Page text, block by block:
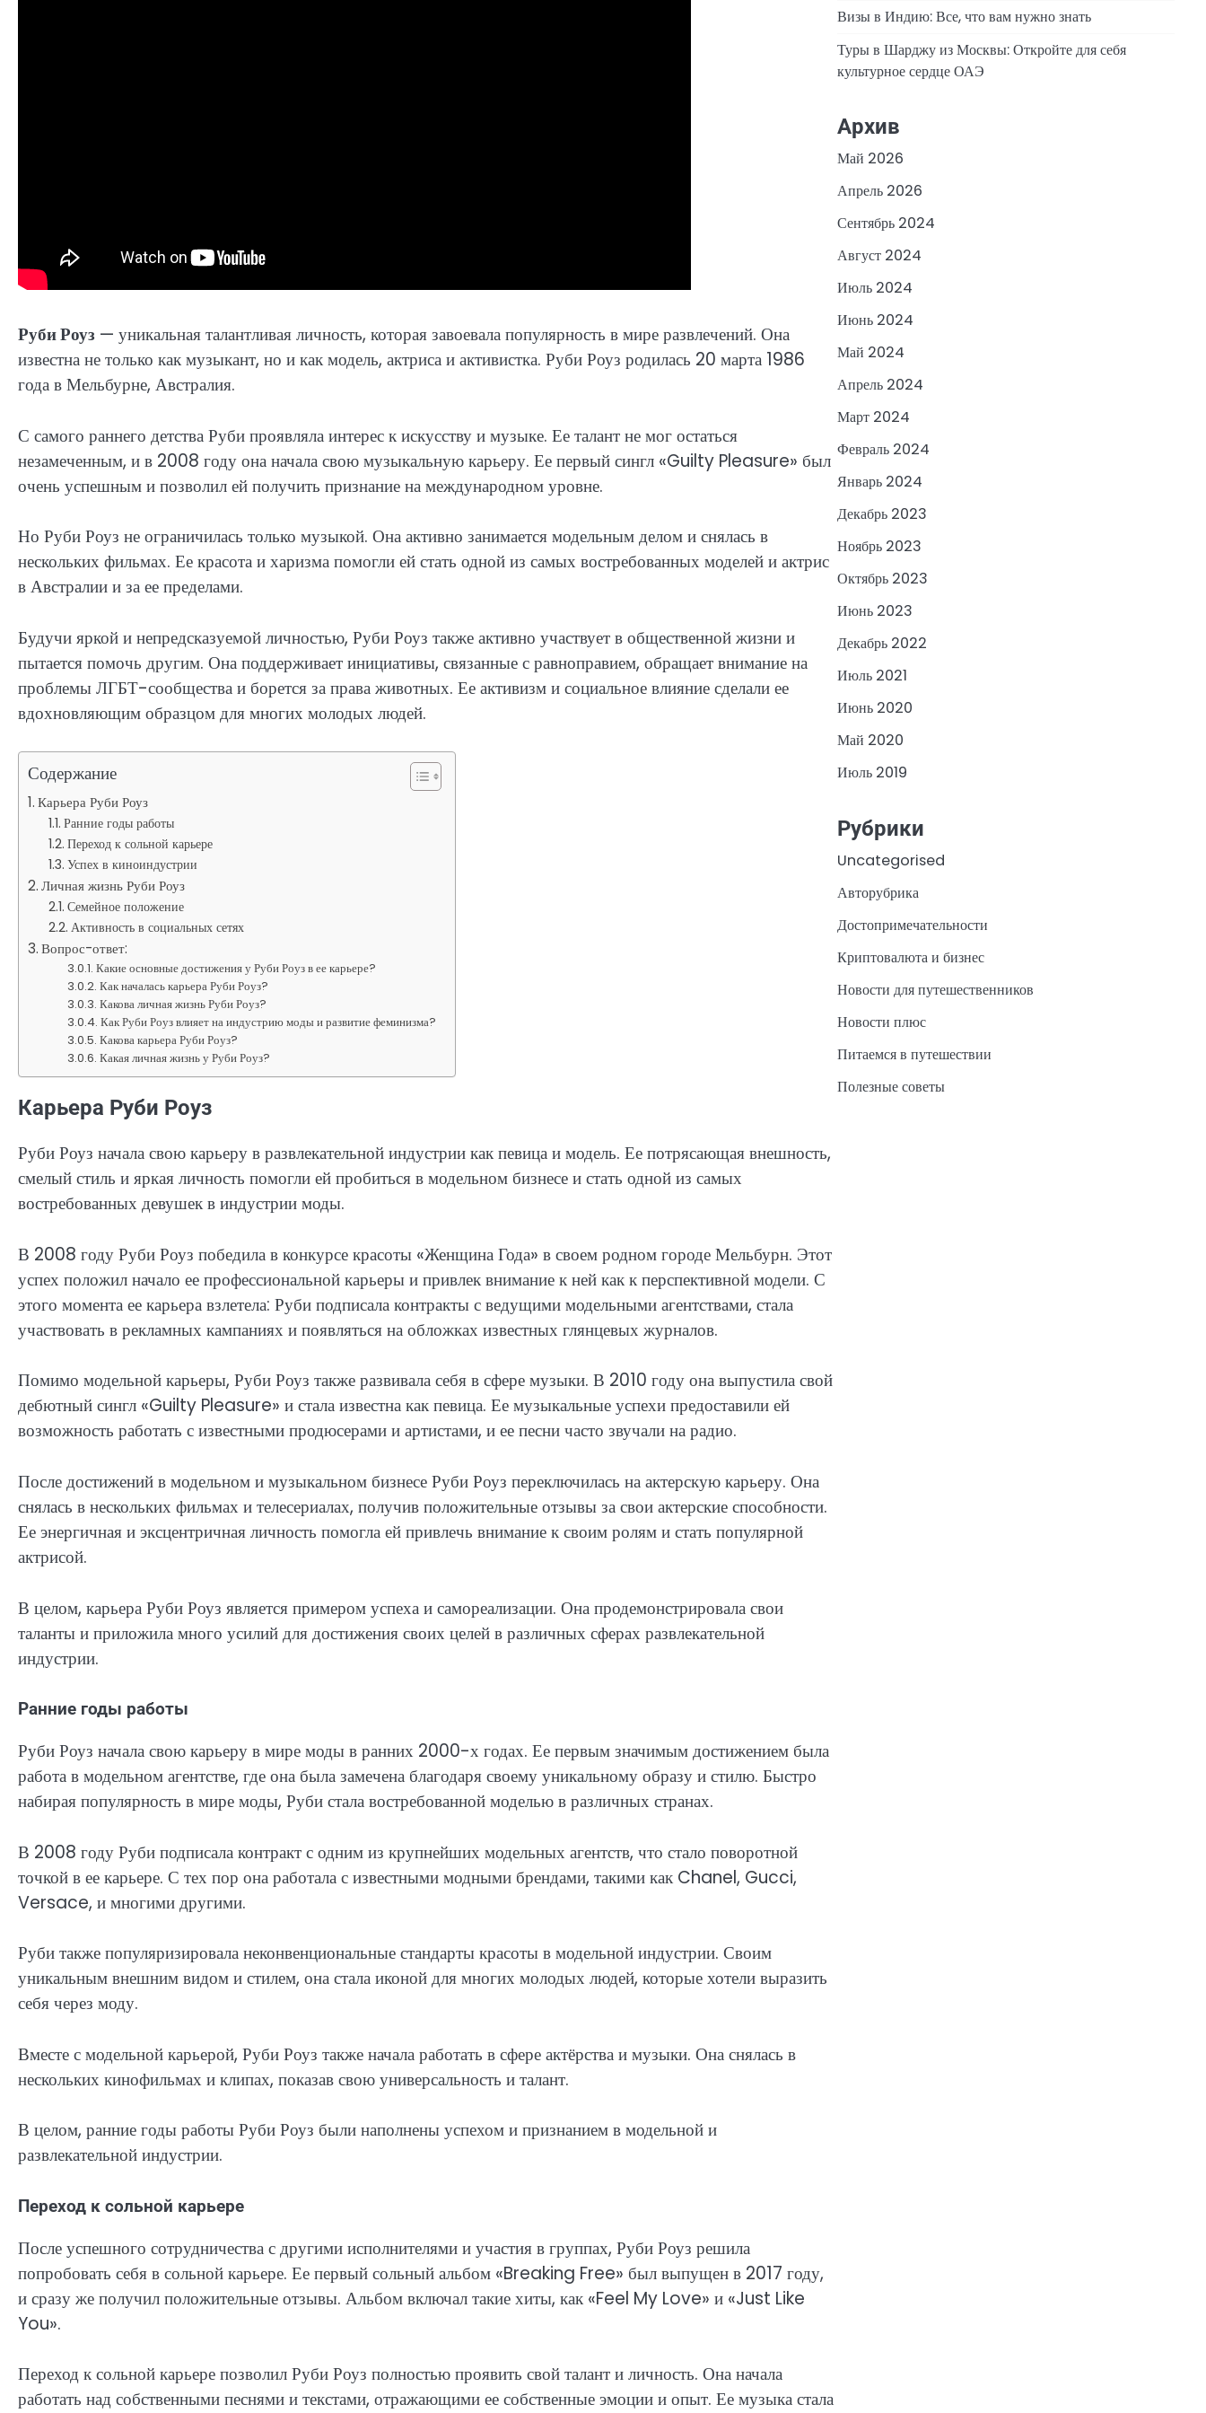
Руби Роуз — уникальная талантливая личность, которая завоевала популярность в мире развлечений. Она
известна не только как музыкант, но и как модель, актриса и активистка. Руби Роуз родилась 20 марта 1986
года в Мельбурне, Австралия.
С самого раннего детства Руби проявляла интерес к искусству и музыке. Ее талант не мог остаться
незамеченным, и в 2008 году она начала свою музыкальную карьеру. Ее первый сингл «Guilty Pleasure» был
очень успешным и позволил ей получить признание на международном уровне.
Но Руби Роуз не ограничилась только музыкой. Она активно занимается модельным делом и снялась в
нескольких фильмах. Ее красота и харизма помогли ей стать одной из самых востребованных моделей и актрис
в Австралии и за ее пределами.
Будучи яркой и непредсказуемой личностью, Руби Роуз также активно участвует в общественной жизни и
пытается помочь другим. Она поддерживает инициативы, связанные с равноправием, обращает внимание на
проблемы ЛГБТ-сообщества и борется за права животных. Ее активизм и социальное влияние сделали ее
вдохновляющим образцом для многих молодых людей.
Содержание
Карьера Руби Роуз
Ранние годы работы
Переход к сольной карьере
Успех в киноиндустрии
Личная жизнь Руби Роуз
Семейное положение
Активность в социальных сетях
Вопрос-ответ:
Какие основные достижения у Руби Роуз в ее карьере?
Как началась карьера Руби Роуз?
Какова личная жизнь Руби Роуз?
Как Руби Роуз влияет на индустрию моды и развитие феминизма?
Какова карьера Руби Роуз?
Какая личная жизнь у Руби Роуз?
Карьера Руби Роуз
Руби Роуз начала свою карьеру в развлекательной индустрии как певица и модель. Ее потрясающая внешность,
смелый стиль и яркая личность помогли ей пробиться в модельном бизнесе и стать одной из самых
востребованных девушек в индустрии моды.
В 2008 году Руби Роуз победила в конкурсе красоты «Женщина Года» в своем родном городе Мельбурн. Этот
успех положил начало ее профессиональной карьеры и привлек внимание к ней как к перспективной модели. С
этого момента ее карьера взлетела: Руби подписала контракты с ведущими модельными агентствами, стала
участвовать в рекламных кампаниях и появляться на обложках известных глянцевых журналов.
Помимо модельной карьеры, Руби Роуз также развивала себя в сфере музыки. В 2010 году она выпустила свой
дебютный сингл «Guilty Pleasure» и стала известна как певица. Ее музыкальные успехи предоставили ей
возможность работать с известными продюсерами и артистами, и ее песни часто звучали на радио.
После достижений в модельном и музыкальном бизнесе Руби Роуз переключилась на актерскую карьеру. Она
снялась в нескольких фильмах и телесериалах, получив положительные отзывы за свои актерские способности.
Ее энергичная и эксцентричная личность помогла ей привлечь внимание к своим ролям и стать популярной
актрисой.
В целом, карьера Руби Роуз является примером успеха и самореализации. Она продемонстрировала свои
таланты и приложила много усилий для достижения своих целей в различных сферах развлекательной
индустрии.
Ранние годы работы
Руби Роуз начала свою карьеру в мире моды в ранних 2000-х годах. Ее первым значимым достижением была
работа в модельном агентстве, где она была замечена благодаря своему уникальному образу и стилю. Быстро
набирая популярность в мире моды, Руби стала востребованной моделью в различных странах.
В 2008 году Руби подписала контракт с одним из крупнейших модельных агентств, что стало поворотной
точкой в ее карьере. С тех пор она работала с известными модными брендами, такими как Chanel, Gucci,
Versace, и многими другими.
Руби также популяризировала неконвенциональные стандарты красоты в модельной индустрии. Своим
уникальным внешним видом и стилем, она стала иконой для многих молодых людей, которые хотели выразить
себя через моду.
Вместе с модельной карьерой, Руби Роуз также начала работать в сфере актёрства и музыки. Она снялась в
нескольких кинофильмах и клипах, показав свою универсальность и талант.
В целом, ранние годы работы Руби Роуз были наполнены успехом и признанием в модельной и
развлекательной индустрии.
Переход к сольной карьере
После успешного сотрудничества с другими исполнителями и участия в группах, Руби Роуз решила
попробовать себя в сольной карьере. Ее первый сольный альбом «Breaking Free» был выпущен в 2017 году,
и сразу же получил положительные отзывы. Альбом включал такие хиты, как «Feel My Love» и «Just Like
You».
Переход к сольной карьере позволил Руби Роуз полностью проявить свой талант и личность. Она начала
работать над собственными песнями и текстами, отражающими ее собственные эмоции и опыт. Ее музыка стала
Визы в Индию: Все, что вам нужно знать
Туры в Шарджу из Москвы: Откройте для себя
культурное сердце ОАЭ
Архив
Май 2026
Апрель 2026
Сентябрь 2024
Август 2024
Июль 2024
Июнь 2024
Май 2024
Апрель 2024
Март 2024
Февраль 2024
Январь 2024
Декабрь 2023
Ноябрь 2023
Октябрь 2023
Июнь 2023
Декабрь 2022
Июль 2021
Июнь 2020
Май 2020
Июль 2019
Рубрики
Uncategorised
Авторубрика
Достопримечательности
Криптовалюта и бизнес
Новости для путешественников
Новости плюс
Питаемся в путешествии
Полезные советы